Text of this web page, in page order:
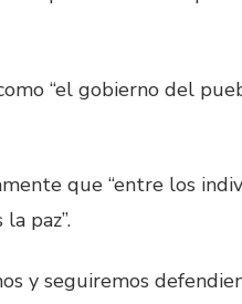
“el gobierno del
que “entre los
paz”.
y seguiremos